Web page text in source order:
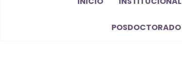
POSDOCTORADO